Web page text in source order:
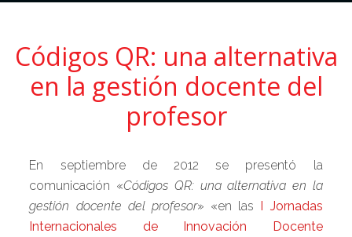
Códigos QR: una alternativa
en la gestión docente del
profesor
En septiembre de 2012 se presentó la
comunicación «Códigos QR: una alternativa en la
gestión docente del profesor» «en las I Jornadas
Internacionales de Innovación Docente